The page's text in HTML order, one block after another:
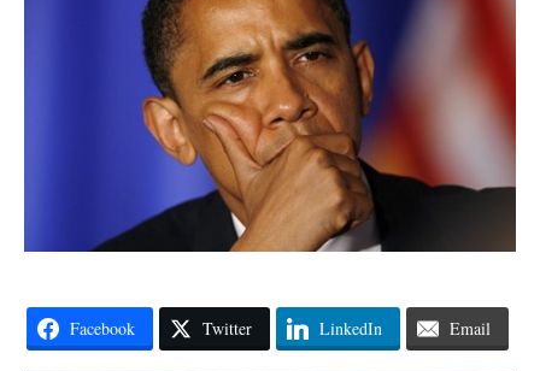
Facebook Twitter LinkedIn Email